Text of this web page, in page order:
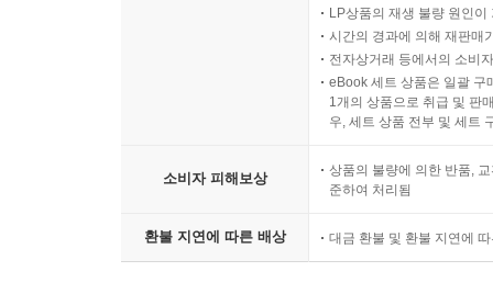
LP상품의 재생 불량 원인
시간의 경과에 의해 재판매
전자상거래 등에서의 소비
eBook 세트 상품은 일괄 구
1개의 상품으로 취급 및 판
우, 세트 상품 전부 및 세트
소비자 피해보상
상품의 불량에 의한 반품,
준하여 처리됨
환불 지연에 따른 배상 대금 환불 및 환불 지연에